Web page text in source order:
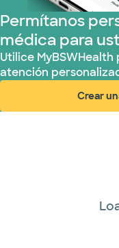
Permítanos
médica para
Utilice
atención
Crear